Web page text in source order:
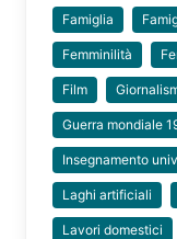
Famiglia
Femminilità
Film
Guerra mondiale
Insegnamento
Laghi artificiali
Lavori domestici